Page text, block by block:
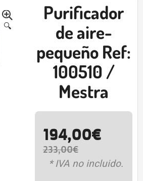
🔍
Purificador
de aire-
pequeño Ref:
100510 /
Mestra
233,00€
194,00€
* IVA no incluido.